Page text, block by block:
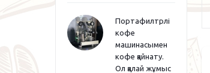
Портафилтрлі
кофе
машинасымен
кофе қайнату.
Ол қалай жұмыс